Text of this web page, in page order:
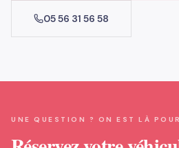
05 56 31 56 58
UNE QUESTION ? ON EST LÀ